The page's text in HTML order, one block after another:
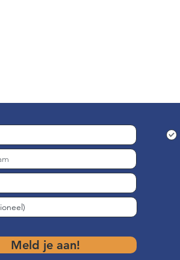
Meld je aan!